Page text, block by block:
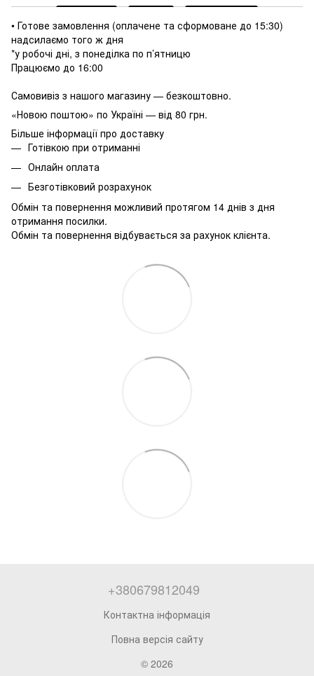
• Готове замовлення (оплачене та сформоване до 15:30)
надсилаємо того ж дня
*у робочі дні, з понеділка по п’ятницю
Працюємо до 16:00
Самовивіз з нашого магазину — безкоштовно.
«Новою поштою» по Україні — від 80 грн.
Більше інформації про доставку
Готівкою при отриманні
Онлайн оплата
Безготівковий розрахунок
Обмін та повернення можливий протягом 14 днів з дня
отримання посилки.
Обмін та повернення відбувається за рахунок клієнта.
+380679812049
Контактна інформація
Повна версія сайту
© 2026